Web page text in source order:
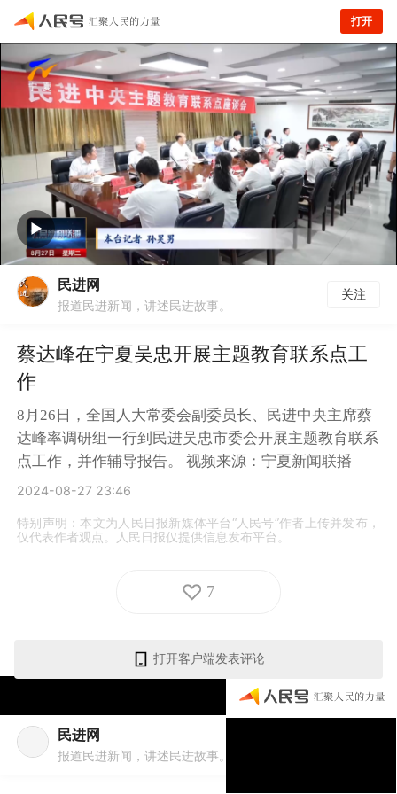
打开
民进网
报道民进新闻，讲述民进故事。
关注
蔡达峰在宁夏吴忠开展主题教育联系点工
作
8月26日，全国人大常委会副委员长、民进中央主席蔡
达峰率调研组一行到民进吴忠市委会开展主题教育联系
点工作，并作辅导报告。 视频来源：宁夏新闻联播
2024-08-27 23:46
特别声明：本文为人民日报新媒体平台“人民号”作者上传并发布，
仅代表作者观点。人民日报仅提供信息发布平台。
7
打开客户端发表评论